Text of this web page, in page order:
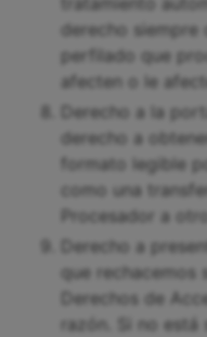
derecho siempre
perfilado que
afecten o le
Derecho a la
derecho a
formato legible
como una
Procesador a otro.
Derecho a
que rechacemos
Derechos de
razón. Si no